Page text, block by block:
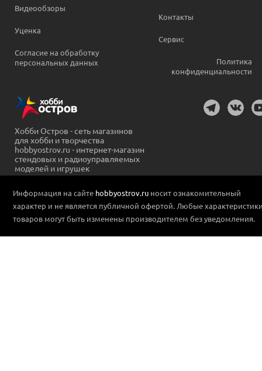
Видеообзоры
Уценка
Согласие на обработку
персональных данных
Контакты
Сервис
Политика
конфиденциальности
Хобби Остров - сеть магазинов
для хобби и творчества
hobbyostrov.ru - интернет-магазин
стендовых и радиоуправляемых
моделей и игрушек
Информация на сайте hobbyostrov.ru носит ознакомительный
характер и не является публичной офертой. Любые
товаров могут быть изменены производителем без уведомления.